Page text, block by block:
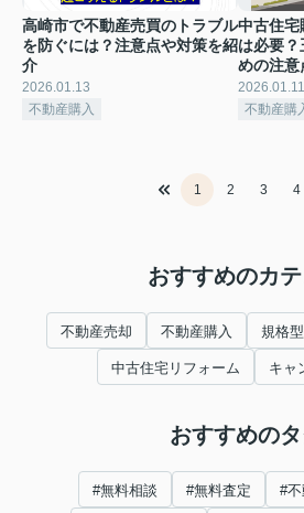
高崎市で不動産売買のトラブル
を防ぐには？注意点や対策を紹
介
2026.01.13
不動産購入
中古住宅
は必要
めの注意
2026.01.11
不動産購
1 2 3 4
おすすめのカテ
不動産売却 不動産購入 規格
中古住宅リフォーム キャ
おすすめの
#無料相談 #無料査定 #